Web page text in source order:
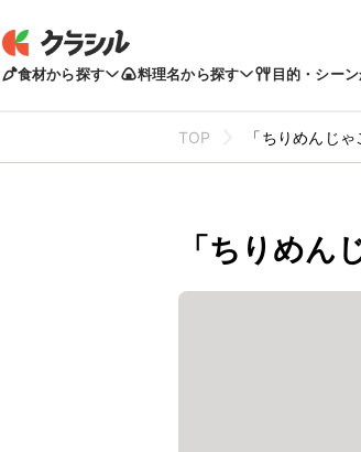
食材から探す 料理名から探す 目的・シー
TOP 「ちりめんじ
「ちりめん